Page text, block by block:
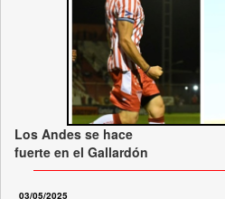
Los Andes se hace
fuerte en el Gallardón
03/05/2025